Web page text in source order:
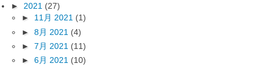
► 2021 (27)
► 11月 2021 (1)
► 8月 2021 (4)
► 7月 2021 (11)
► 6月 2021 (10)